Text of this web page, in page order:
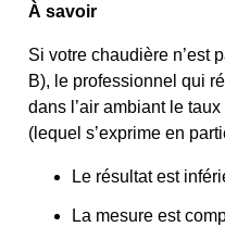
À savoir
Si votre chaudière n’est
B), le professionnel qui
dans l’air ambiant le
(lequel s’exprime en
Le résultat est
La mesure est